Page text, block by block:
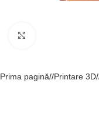
Prima pagină/ Printare 3D/